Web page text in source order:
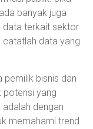
banyak juga
data terkait sektor
catatlah data yang
pemilik bisnis dan
potensi yang
dengan
memahami trend